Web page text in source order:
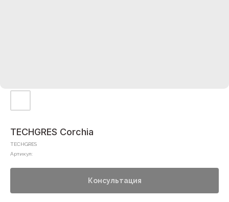
TECHGRES Corchia
TECHGRES
Артикул:
Консультация